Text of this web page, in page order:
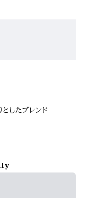
したブレンド